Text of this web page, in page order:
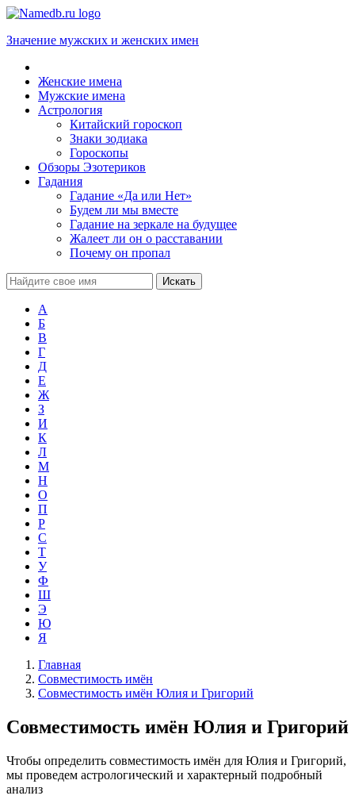
Значение мужских и женских имен
Женские имена
Мужские имена
Астрология
Китайский гороскоп
Знаки зодиака
Гороскопы
Обзоры Эзотериков
Гадания
Гадание «Да или Нет»
Будем ли мы вместе
Гадание на зеркале на будущее
Жалеет ли он о расставании
Почему он пропал
А
Б
В
Г
Д
Е
Ж
З
И
К
Л
М
Н
О
П
Р
С
Т
У
Ф
Ш
Э
Ю
Я
Главная
Совместимость имён
Совместимость имён Юлия и Григорий
Совместимость имён Юлия и Григорий
Чтобы определить совместимость имён для Юлия и Григорий,
мы проведем астрологический и характерный подробный
анализ